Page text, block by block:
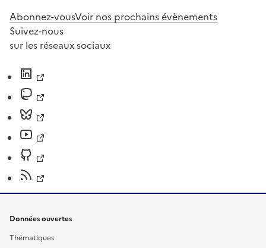
Abonnez-vousVoir nos prochains évènements
Suivez-nous
sur les réseaux sociaux
Données ouvertes
Thématiques